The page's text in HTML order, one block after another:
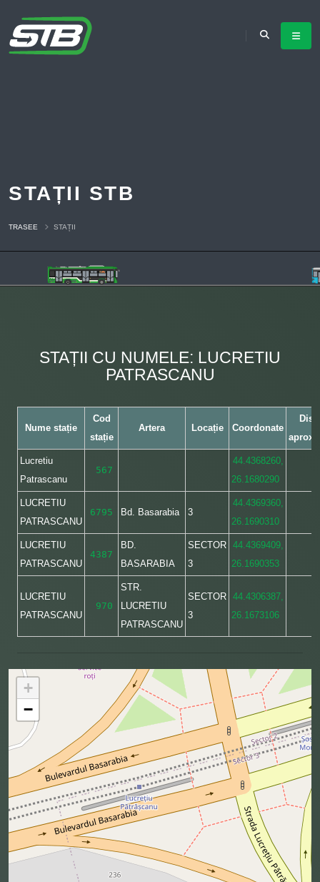
STAȚII STB
TRASEE STAȚII
STAȚII CU NUMELE: LUCRETIU
PATRASCANU
Nume stație
Cod
stație
Artera Locație Coordonate
Lucretiu
Patrascanu
567
44.4368260,
26.1680290
LUCRETIU
PATRASCANU
6795 Bd. Basarabia 3
44.4369360,
26.1690310
LUCRETIU
PATRASCANU
4387
BD.
BASARABIA
SECTOR
3
44.4369409,
26.1690353
LUCRETIU
PATRASCANU
970
STR.
LUCRETIU
PATRASCANU
SECTOR
3
44.4306387,
26.1673106
+
−